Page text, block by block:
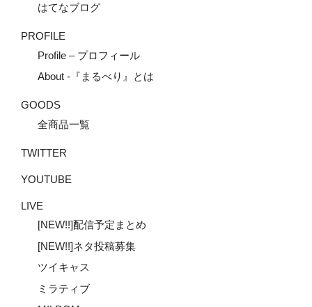
はてなブログ
PROFILE
Profile – プロフィール
About -『まるべり』とは
GOODS
全商品一覧
TWITTER
YOUTUBE
LIVE
[NEW!!]配信予定まとめ
[NEW!!]ネタ投稿募集
ツイキャス
ミラティブ